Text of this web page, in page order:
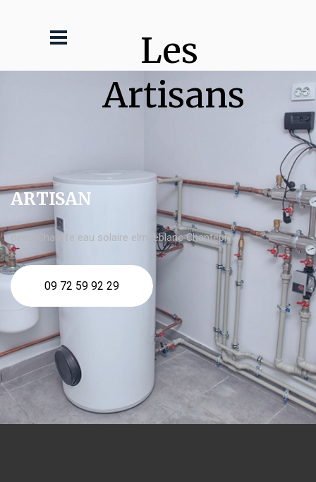
Les
Artisans
ARTISAN
devis Chauffe eau solaire elm leblanc Chantepie
09 72 59 92 29